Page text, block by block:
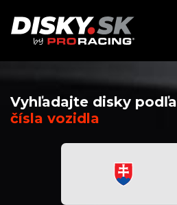
Vyhľadajte disky podľa
čísla vozidla